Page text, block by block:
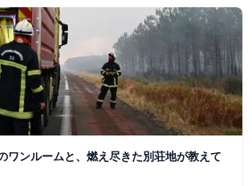
ワンルームと、燃え尽きた別荘地が教えて